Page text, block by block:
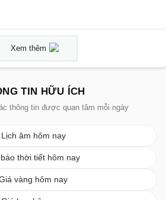
Xem thêm
TIN HỮU ÍCH
thông tin được quan tâm mỗi ngày
Lịch âm hôm nay
thời tiết hôm nay
vàng hôm nay